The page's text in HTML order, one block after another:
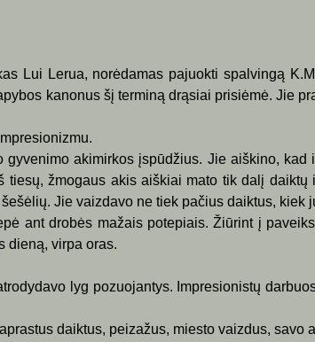
Lui Lerua, norėdamas pajuokti spalvingą
kanonus šį terminą drąsiai prisiėmė. Jie
akimirkos įspūdžius. Jie aiškino,
žmogaus akis aiškiai mato tik dalį
Jie vaizdavo ne tiek pačius daiktus, kiek
ant drobės mažais potepiais. Žiūrint į
dieną, virpa oras.
lyg pozuojantys. Impresionistų
daiktus, peizažus, miesto vaizdus, savo